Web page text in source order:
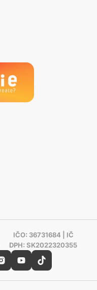
IČO: 36731684 | IČ
DPH: SK2022320355